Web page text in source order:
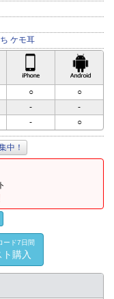
ケモ耳
iPhone対応
○
○
-
-
- ○
中！
ード7日間
購入